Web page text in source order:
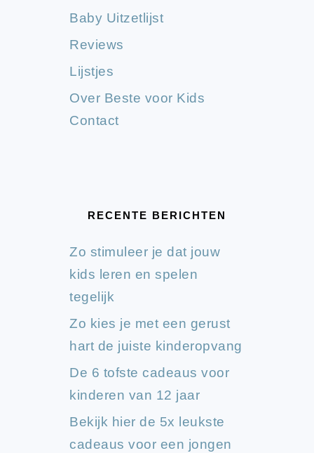
Baby Uitzetlijst
Reviews
Lijstjes
Over Beste voor Kids
Contact
RECENTE BERICHTEN
Zo stimuleer je dat jouw
kids leren en spelen
tegelijk
Zo kies je met een gerust
hart de juiste kinderopvang
De 6 tofste cadeaus voor
kinderen van 12 jaar
Bekijk hier de 5x leukste
cadeaus voor een jongen